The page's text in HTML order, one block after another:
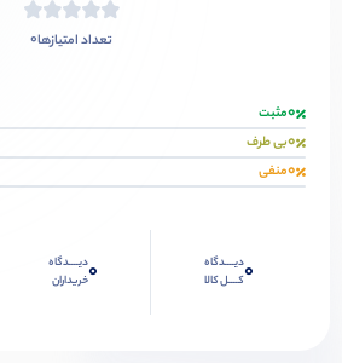
تعداد امتیازها0
0مثبت
0بی طرف
0منفی
0دیــــدگاه
کــــل کالا
0دیــــدگاه
خریداران